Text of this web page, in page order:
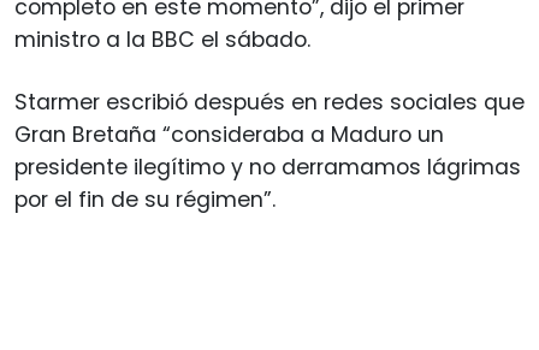
completo en este momento”, dijo el primer
ministro a la BBC el sábado.
Starmer escribió después en redes sociales que
Gran Bretaña “consideraba a Maduro un
presidente ilegítimo y no derramamos lágrimas
por el fin de su régimen”.